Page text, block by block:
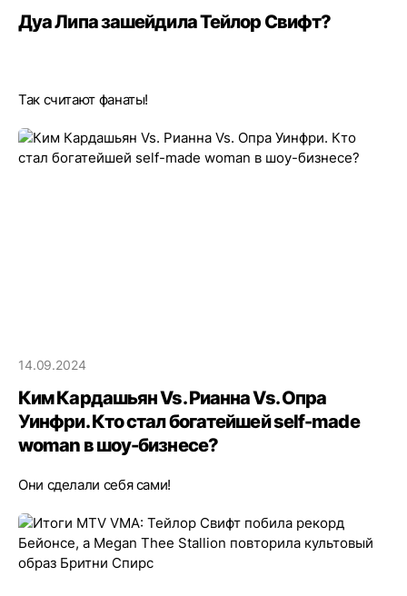
Дуа Липа зашейдила Тейлор Свифт?
Так считают фанаты!
14.09.2024
Ким Кардашьян Vs. Рианна Vs. Опра
Уинфри. Кто стал богатейшей self-made
woman в шоу-бизнесе?
Они сделали себя сами!